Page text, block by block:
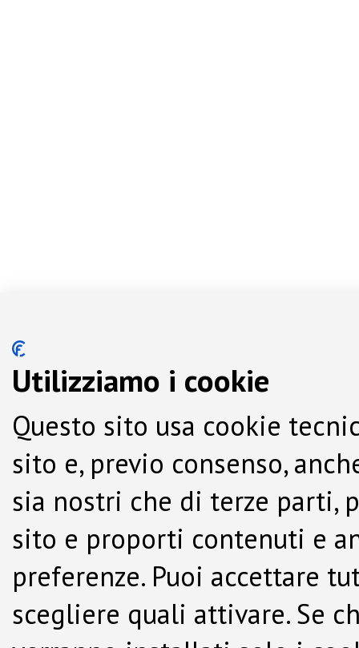
Utilizziamo i cookie
Questo sito usa cookie
sito e, previo consenso,
sia nostri che di terze parti,
sito e proporti contenuti e
preferenze. Puoi accettare
scegliere quali attivare. Se